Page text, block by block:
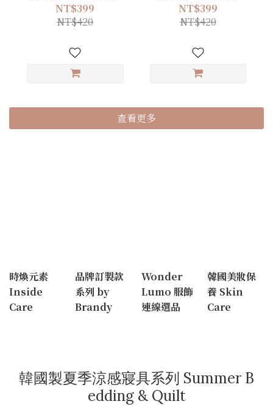
NT$399
NT$420
NT$399
NT$420
查看更多
時煥元素
Inside
Care
品牌訂製款
系列 by
Brandy
Wonder
Lumo 服飾
連線選品
韓國美妝保
養 Skin
Care
韓國製夏季涼感寢具系列 Summer B
edding & Quilt